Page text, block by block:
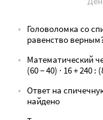
Головоломка со
равенство
Математический
(60 − 40) · 16 + 240 :
Ответ на
найдено